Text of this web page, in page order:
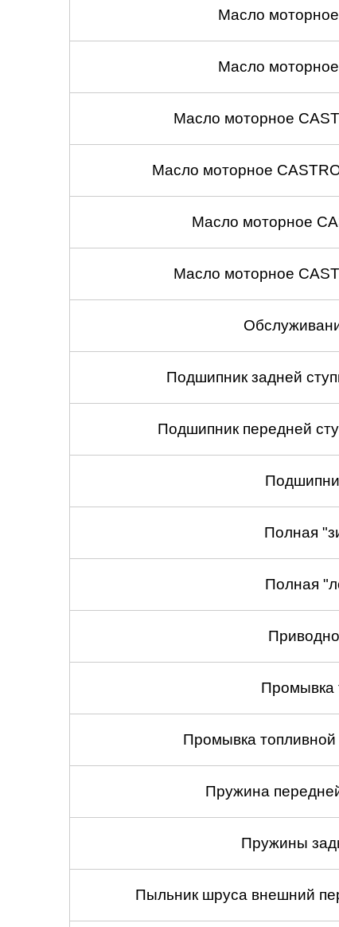
Масло
Масло
Масло моторное
Масло моторное
Масло моторное
Масло моторное
Подшипник задней
Подшипник передней
Полная
Полная
Промывка
Промывка
Пружина
Пружины
Пыльник шруса внешний